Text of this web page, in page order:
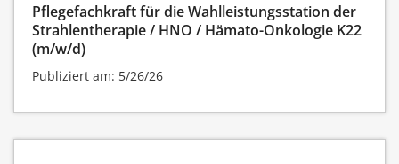
Pflegefachkraft für die Wahlleistungsstation der
Strahlentherapie / HNO / Hämato-Onkologie K22
(m/w/d)
Publiziert am: 5/26/26